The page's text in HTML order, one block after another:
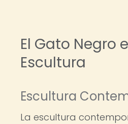
El Gato Negro
Escultura
Escultura
La escultura